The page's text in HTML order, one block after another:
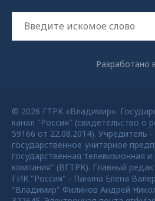
Разработано
© 2026 ГТРК «Владимир».
канал "Россия" (свидетельство о
59166 от 22.08.2014). Учредитель
государственное унитарное
государственная телевизионная
компания" (ВГТРК). Главный
ГИК "Россия" - Панина Елена
"Владимир" Филинов Андрей